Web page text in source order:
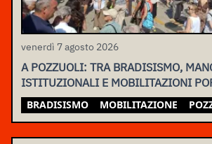
venerdì 7 agosto 2026
A POZZUOLI: TRA BRADISISMO,
ISTITUZIONALI E MOBILITAZIONI
BRADISISMO MOBILITAZIONE